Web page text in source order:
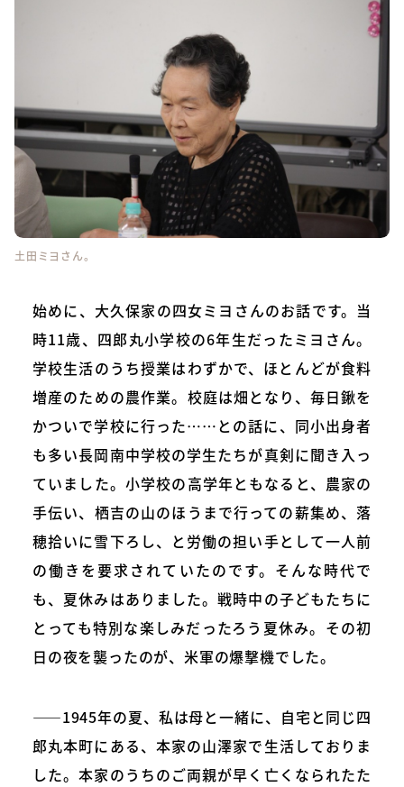
土田ミヨさん。
始めに、大久保家の四女ミヨさんのお話です。当
時11歳、四郎丸小学校の6年生だったミヨさん。
学校生活のうち授業はわずかで、ほとんどが食料
増産のための農作業。校庭は畑となり、毎日鍬を
かついで学校に行った……との話に、同小出身者
も多い長岡南中学校の学生たちが真剣に聞き入っ
ていました。小学校の高学年ともなると、農家の
手伝い、栖吉の山のほうまで行っての薪集め、落
穂拾いに雪下ろし、と労働の担い手として一人前
の働きを要求されていたのです。そんな時代で
も、夏休みはありました。戦時中の子どもたちに
とっても特別な楽しみだったろう夏休み。その初
日の夜を襲ったのが、米軍の爆撃機でした。
――1945年の夏、私は母と一緒に、自宅と同じ四
郎丸本町にある、本家の山澤家で生活しておりま
した。本家のうちのご両親が早く亡くなられたた